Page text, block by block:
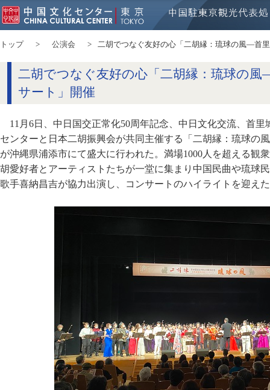
トップ 公演会 二胡でつなぐ友好の心「二胡縁：琉球の風―首
二胡でつなぐ友好の心「二胡縁：琉球の
サート」開催
11月6日、中日国交正常化50周年記念、中日文化交流、首
センターと日本二胡振興会が共同主催する「二胡縁：琉球の
が沖縄県浦添市にて盛大に行われた。満場1000人を超える観
胡愛好者とアーティストたちが一堂に集まり中国民曲や琉球
歌手喜納昌吉が協力出演し、コンサートのハイライトを迎え